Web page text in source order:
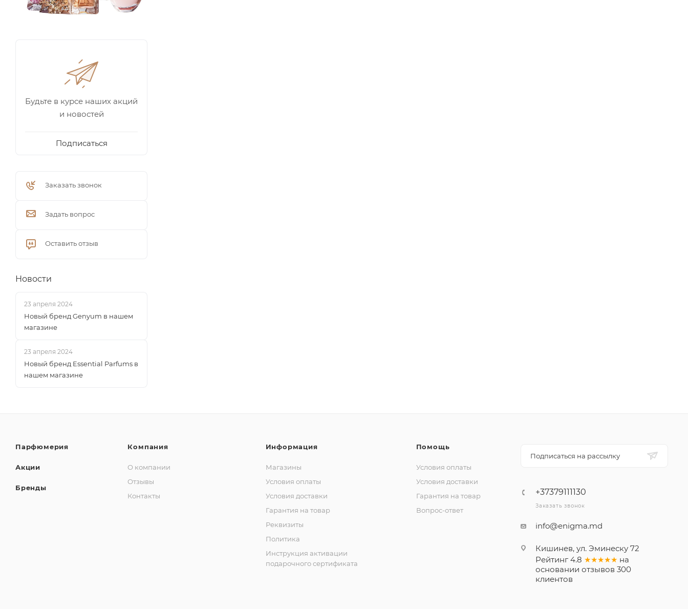
Будьте в курсе наших акций
и новостей
Подписаться
Заказать звонок
Задать вопрос
Оставить отзыв
Новости
23 апреля 2024
Новый бренд Genyum в нашем
магазине
23 апреля 2024
Новый бренд Essential Parfums в
нашем магазине
Парфюмерия
Акции
Бренды
Компания
О компании
Отзывы
Контакты
Информация
Магазины
Условия оплаты
Условия доставки
Гарантия на товар
Реквизиты
Политика
Инструкция активации
подарочного сертификата
Помощь
Условия оплаты
Условия доставки
Гарантия на товар
Вопрос-ответ
Подписаться на рассылку
+37379111130
Заказать звонок
info@enigma.md
Кишинев, ул. Эминеску 72
Рейтинг 4.8 ★★★★★ на
основании отзывов 300
клиентов